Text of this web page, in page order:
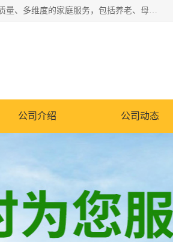
深圳市柏林家政有限公司是一家服务于深圳市民的专业家政公司。致力于为客户提供高质量、多维度的家庭服务，包括养老、母婴、月嫂育婴早教、康复理疗、家电清洗和保洁等方面的专业服务。
公司介绍 公司动态